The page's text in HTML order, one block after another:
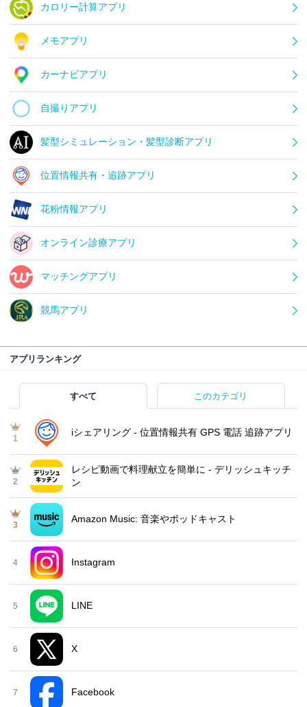
カロリー計算アプリ
メモアプリ
カーナビアプリ
自撮りアプリ
髪型シミュレーション・髪型診断アプリ
位置情報共有・追跡アプリ
花粉情報アプリ
オンライン診療アプリ
マッチングアプリ
競馬アプリ
アプリランキング
すべて このカテゴリ
1
iシェアリング - 位置情報共有 GPS 電話 追跡アプリ
2
レシピ動画で料理献立を簡単‪に - デリッシュキッチ
ン
3
Amazon Music: 音楽やポッドキャスト
4 Instagram
5 LINE
6 X
7 Facebook